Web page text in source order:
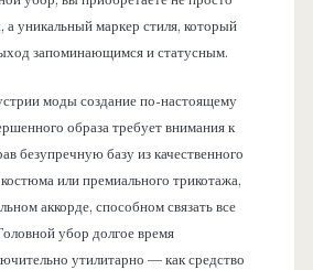
а уникальный маркер стиля, который
запоминающимся и статусным.
моды создание по-настоящему
образа требует внимания к
безупречную базу из качественного
костюма или премиального трикотажа,
аккорде, способном связать все
убор долгое время
утилитарно — как средство